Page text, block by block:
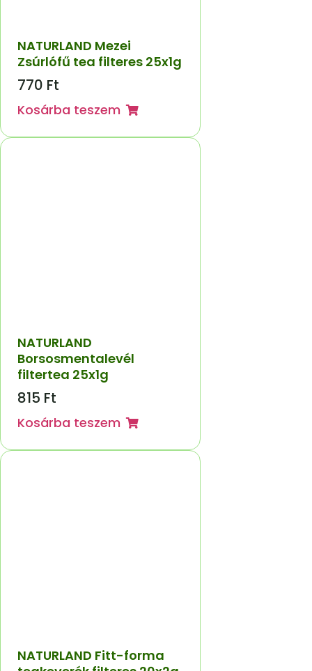
NATURLAND Mezei
Zsúrlófű tea filteres 25x1g
770 Ft
Kosárba teszem
NATURLAND
Borsosmentalevél
filtertea 25x1g
815 Ft
Kosárba teszem
NATURLAND Fitt-forma